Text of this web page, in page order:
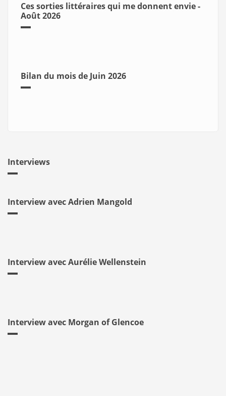
Ces sorties littéraires qui me donnent envie -
Août 2026
Bilan du mois de Juin 2026
Interviews
Interview avec Adrien Mangold
Interview avec Aurélie Wellenstein
Interview avec Morgan of Glencoe